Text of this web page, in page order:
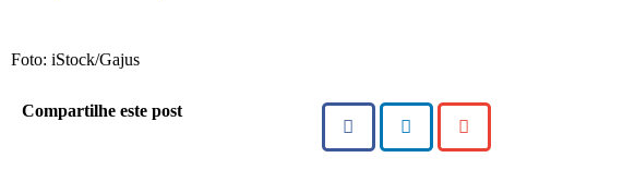
Foto: iStock/Gajus
Compartilhe este post